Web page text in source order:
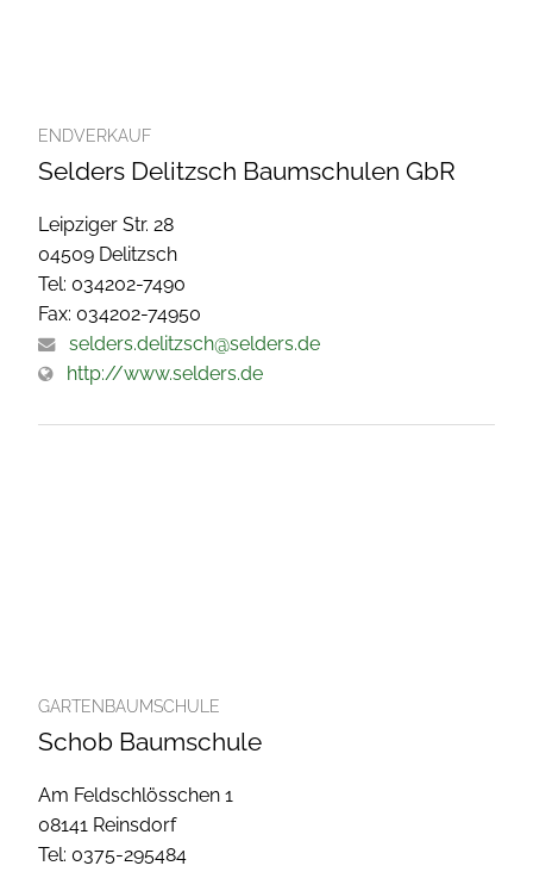
ENDVERKAUF
Selders Delitzsch Baumschulen GbR
Leipziger Str. 28
04509 Delitzsch
Tel: 034202-7490
Fax: 034202-74950
selders.delitzsch@selders.de
http://www.selders.de
GARTENBAUMSCHULE
Schob Baumschule
Am Feldschlösschen 1
08141 Reinsdorf
Tel: 0375-295484